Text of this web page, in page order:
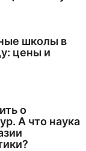
школы в
цены и
о
А что наука